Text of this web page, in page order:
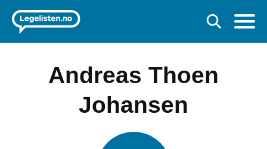
Andreas Thoen
Johansen